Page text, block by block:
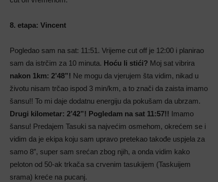
8. etapa: Vincent
Pogledao sam na sat: 11:51. Vrijeme cut off je 12:00 i planirao
sam da istrčim za 10 minuta. Hoću li stići? Moj sat vibrira
nakon 1km: 2’48”! Ne mogu da vjerujem šta vidim, nikad u
životu nisam trčao ispod 3 min/km, a to znači da zaista imamo
šansu!! To mi daje dodatnu energiju da pokušam da ubrzam.
Drugi kilometar: 2’42”! Pogledam na sat 11:57!! Imamo
šansu! Predajem Tasuki sa najvećim osmehom, okrećem se i
vidim da je ekipa koju sam upravo pretekao takođe uspjela za
samo 8”, super sam srećan zbog njih, a onda vidim kako
peloton od 50-ak trkača sa crvenim tasukijem (Taskuijem
srama) kreće na pucanj.